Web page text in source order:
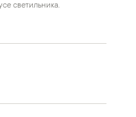
светильника.